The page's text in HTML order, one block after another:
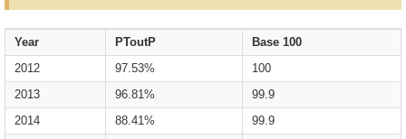
Year PToutP
Base 100
2012
97.53%
100
2013
96.81%
99.9
2014
88.41%
99.9